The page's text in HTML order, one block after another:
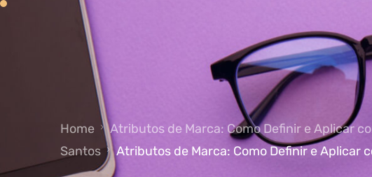
Home Atributos de Marca: Como Definir e Aplicar
Santos
Atributos de Marca: Como Definir e Aplicar